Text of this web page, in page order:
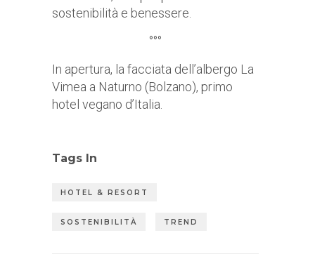
sostenibilità e benessere.
°°°
In apertura, la facciata dell’albergo La
Vimea a Naturno (Bolzano), primo
hotel vegano d’Italia.
Tags In
HOTEL & RESORT
SOSTENIBILITÀ TREND